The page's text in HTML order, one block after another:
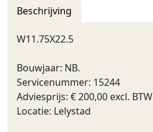
Beschrijving
W11.75X22.5
Bouwjaar: NB.
Servicenummer: 15244
Adviesprijs: € 200,00 excl. BTW
Locatie: Lelystad